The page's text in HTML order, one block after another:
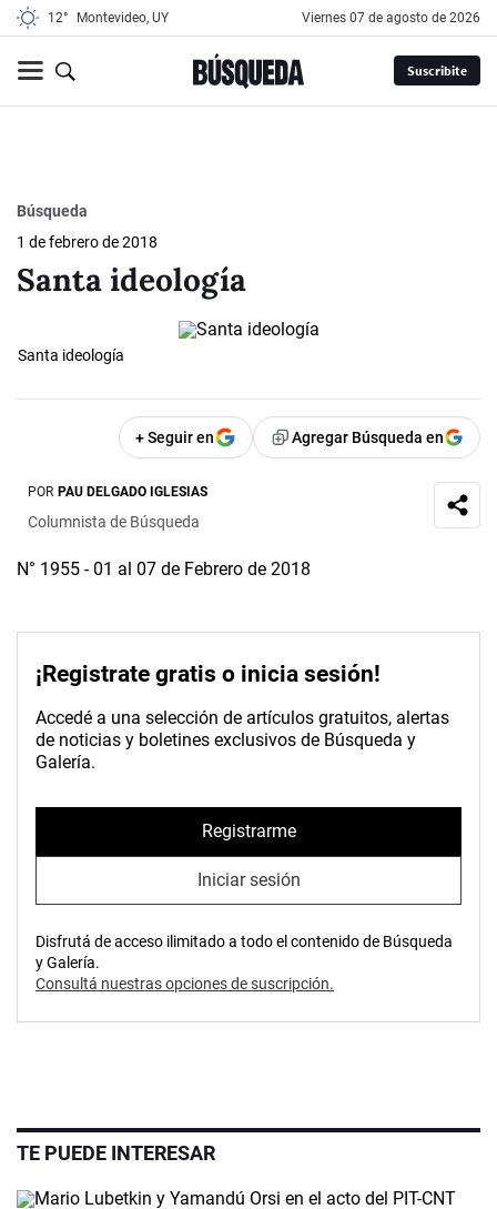
12° Montevideo, UY viernes 07 de agosto de 2026
Suscribite
Búsqueda
1 de febrero de 2018
Santa ideología
Santa ideología
+ Seguir en Agregar Búsqueda en
POR PAU DELGADO IGLESIAS
Columnista de Búsqueda
N° 1955 - 01 al 07 de Febrero de 2018
¡Registrate gratis o inicia sesión!
Accedé a una selección de artículos gratuitos, alertas
de noticias y boletines exclusivos de Búsqueda y
Galería.
Registrarme
Iniciar sesión
Disfrutá de acceso ilimitado a todo el contenido de Búsqueda
y Galería.
Consultá nuestras opciones de suscripción.
TE PUEDE INTERESAR